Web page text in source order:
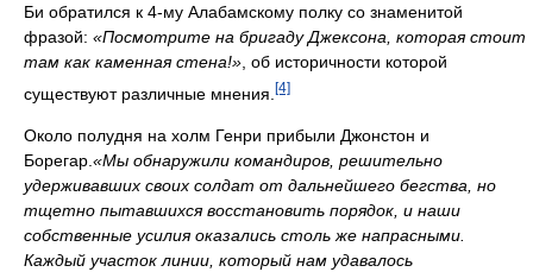
Би обратился к 4-му Алабамскому полку со знаменитой
фразой: «Посмотрите на бригаду Джексона, которая стоит
там как каменная стена!» , об историчности которой
существуют различные мнения. [4]
Около полудня на холм Генри прибыли Джонстон и
Борегар.«Мы обнаружили командиров, решительно
удерживавших своих солдат от дальнейшего бегства, но
тщетно пытавшихся восстановить порядок, и наши
собственные усилия оказались столь же напрасными.
Каждый участок линии, который нам удавалось